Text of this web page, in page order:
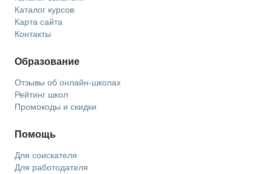
Каталог курсов
Карта сайта
Контакты
Образование
Отзывы об онлайн-школах
Рейтинг школ
Промокоды и скидки
Помощь
Для соискателя
Для работодателя